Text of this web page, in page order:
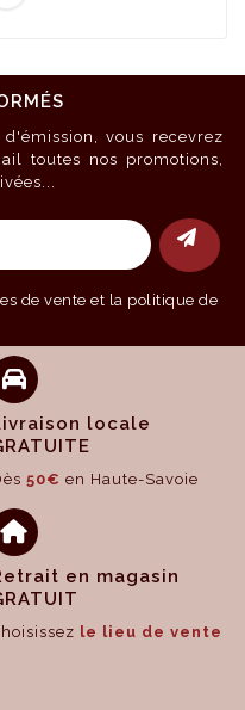
vous recevrez
toutes nos promotions,
de vente et la politique de
locale
50€ en Haute-Savoie
en magasin
le lieu de vente